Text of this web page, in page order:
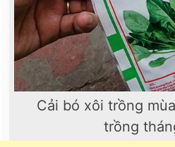
Cải bó xôi trồng
trồng